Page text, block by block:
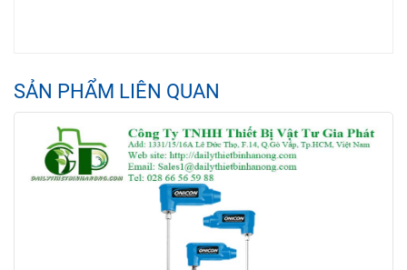
SẢN PHẨM LIÊN QUAN